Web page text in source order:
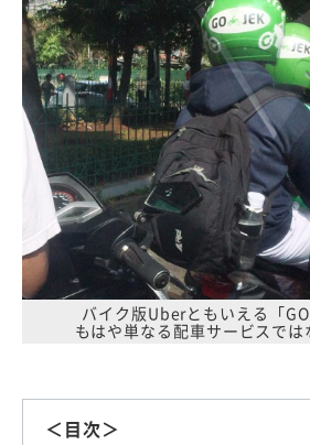
バイク版Uberともいえる「
もはや単なる配車サービスでは
＜目次＞